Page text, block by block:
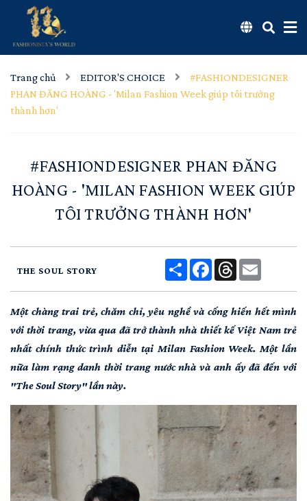
Trang chủ EDITOR'S CHOICE
#FASHIONDESIGNER
PHAN ĐĂNG HOÀNG - 'Milan Fashion Week giúp tôi trưởng
thành hơn'
#FASHIONDESIGNER PHAN ĐĂNG
HOÀNG - 'MILAN FASHION WEEK GIÚP
TÔI TRƯỞNG THÀNH HƠN'
THE SOUL STORY
Share Facebook
Threads
Một chàng trai trẻ, chăm chỉ, yêu nghề và cống hiến hết mình
với thời trang, vừa qua đã trở thành nhà thiết kế Việt Nam trẻ
nhất chính thức trình diễn tại Milan Fashion Week. Một lần
nữa làm rạng danh thời trang nước nhà và anh ấy đã đến với
"The Soul Story" lần này.